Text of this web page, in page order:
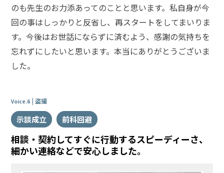
のも先生のお力添あってのことと思います。私自身が今
回の事はしっかりと反省し、再スタートをしてまいりま
す。今後はお世話にならずに済むよう、感謝の気持ちを
忘れずにしたいと思います。本当にありがとうございま
した。
Voice.6 盗撮
示談成立 前科回避
相談・契約してすぐに行動するスピーディーさ、
細かい連絡などで安心しました。